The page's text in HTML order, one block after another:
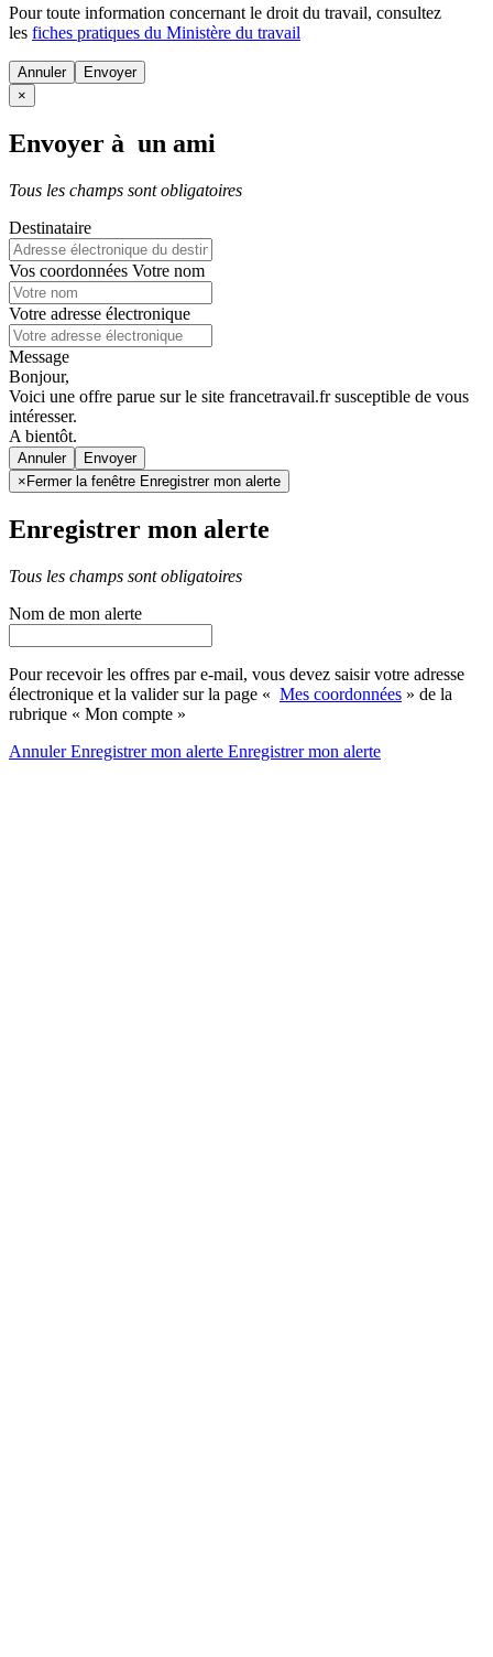
Pour toute information concernant le droit du travail, consultez
les fiches pratiques du Ministère du travail
Annuler
×
Envoyer à un ami
Tous les champs sont obligatoires
Destinataire
Vos coordonnées Votre nom
Votre adresse électronique
Message
Bonjour,
Voici une offre parue sur le site francetravail.fr susceptible de vous
intéresser.
A bientôt.
Annuler
× Fermer la fenêtre Enregistrer mon alerte
Enregistrer mon alerte
Tous les champs sont obligatoires
Nom de mon alerte
Pour recevoir les offres par e-mail, vous devez saisir votre adresse
électronique et la valider sur la page « Mes coordonnées » de la
rubrique « Mon compte »
AnnulerEnregistrer mon alerte Enregistrermon alerte